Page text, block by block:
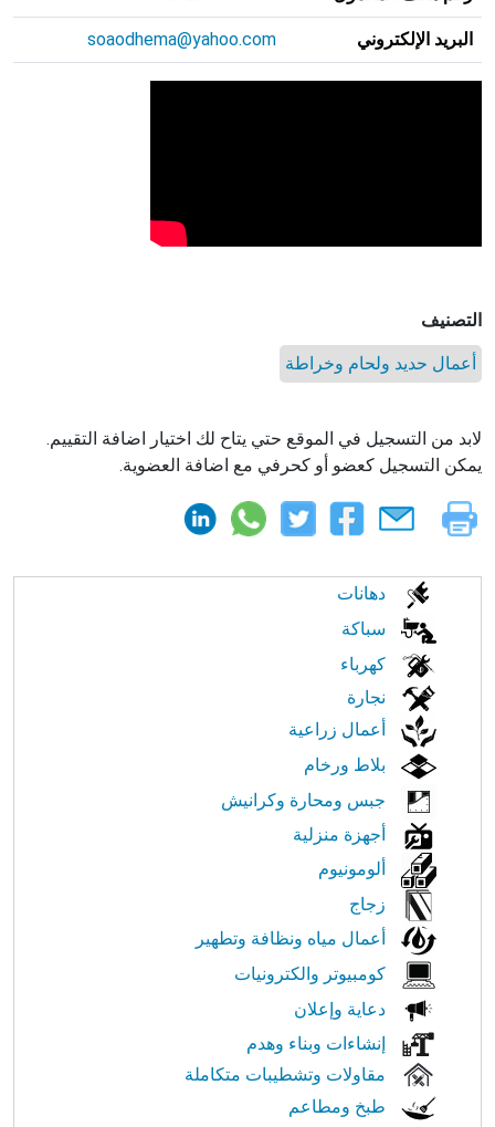
البريد الإلكتروني soaodhema@yahoo.com
التصنيف
أعمال حديد ولحام وخراطة
لابد من التسجيل في الموقع حتي يتاح لك اختيار اضافة التقييم.
يمكن التسجيل كعضو أو كحرفي مع اضافة العضوية.
الابحار
النت
دهانات
سباكة
كهرباء
نجارة
أعمال زراعية
بلاط ورخام
جبس ومحارة وكرانيش
أجهزة منزلية
ألومونيوم
زجاج
أعمال مياه ونظافة وتطهير
كومبيوتر والكترونيات
دعاية وإعلان
إنشاءات وبناء وهدم
مقاولات وتشطيبات متكاملة
طبخ ومطاعم